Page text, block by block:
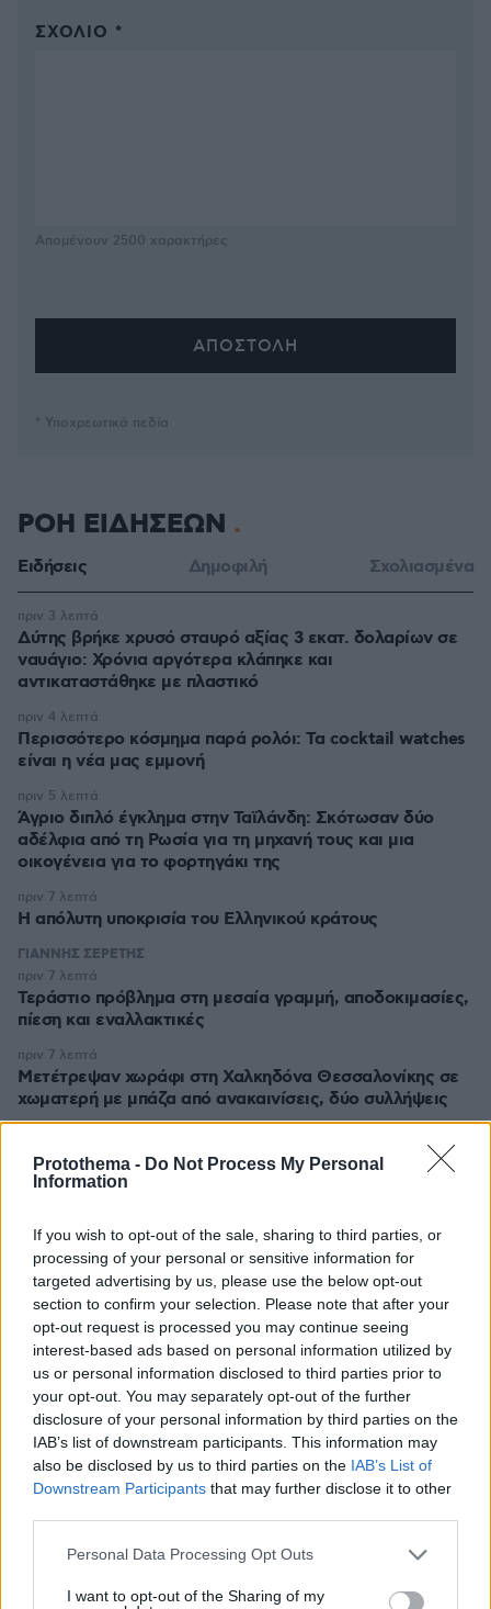
Protothema - Do Not Process My Personal
Information
If you wish to opt-out of the sale, sharing to third parties, or
processing of your personal or sensitive information for
targeted advertising by us, please use the below opt-out
section to confirm your selection. Please note that after your
opt-out request is processed you may continue seeing
interest-based ads based on personal information utilized by
us or personal information disclosed to third parties prior to
your opt-out. You may separately opt-out of the further
disclosure of your personal information by third parties on the
IAB’s list of downstream participants. This information may
also be disclosed by us to third parties on the IAB’s List of
Downstream Participants that may further disclose it to other
Please note that this website/app uses one or more Google
not limited to your visit or usage behaviour. You may click to
Personal Data Processing Opt Outs
I want to opt-out of the Sharing of my
ΣΧΌΛΙΟ *
Απομένουν 2500 χαρακτήρες
* Υποχρεωτικά πεδία
ΡΟΗ ΕΙΔΗΣΕΩΝ
Ειδήσεις Δημοφιλή Σχολιασμένα
Δύτης βρήκε χρυσό σταυρό αξίας 3 εκατ. δολαρίων σε
ναυάγιο: Χρόνια αργότερα κλάπηκε και
αντικαταστάθηκε με πλαστικό
πριν 3 λεπτά
Περισσότερο κόσμημα παρά ρολόι: Τα cocktail watches
είναι η νέα μας εμμονή
πριν 4 λεπτά
Άγριο διπλό έγκλημα στην Ταϊλάνδη: Σκότωσαν δύο
αδέλφια από τη Ρωσία για τη μηχανή τους και μια
οικογένεια για το φορτηγάκι της
πριν 5 λεπτά
Η απόλυτη υποκρισία του Ελληνικού κράτους
πριν 7 λεπτά
ΓΙΑΝΝΗΣ ΣΕΡΕΤΗΣ
Τεράστιο πρόβλημα στη μεσαία γραμμή, αποδοκιμασίες,
πίεση και εναλλακτικές
πριν 7 λεπτά
Μετέτρεψαν χωράφι στη Χαλκηδόνα Θεσσαλονίκης σε
χωματερή με μπάζα από ανακαινίσεις, δύο συλλήψεις
πριν 7 λεπτά
Το μυστήριο με το «rainbow baby» λύθηκε μετά από 65
χρόνια: Η πιο συγκινητική ιστορία υιοθεσίας
Συνεχίζει να γράφει ιστορία ο Άλεν: «Σέρβιρε» τον
Μέσι σε εντυπωσιακή εμφάνιση με 3 ασίστ
Κράζεις, θαυμάζεις - Ξεπούλησε αυτό το αυτοκίνητο
πριν 8 λεπτά
Ιλαρά: Ακριβό το τίμημα της χαμηλής εμβολιαστικής
κάλυψης στις ΗΠΑ – Κάθε κρούσμα κοστίζει πάνω από
53.000 δολάρια
πριν 14 λεπτά
ΔΕΙΤΕ ΟΛΕΣ ΤΙΣ ΕΙΔΗΣΕΙΣ
ΤΑ ΠΙΟ ΔΗΜΟΦΙΛΗ